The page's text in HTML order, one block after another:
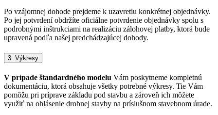
Po vzájomnej dohode prejdeme k uzavretiu konkrétnej objednávky.
Po jej potvrdení obdržíte oficiálne potvrdenie objednávky spolu s
podrobnými inštrukciami na realizáciu zálohovej platby, ktorá bude
upravená podľa našej predchádzajúcej dohody.
3. Výkresy
V prípade štandardného modelu Vám poskytneme kompletnú
dokumentáciu, ktorá obsahuje všetky potrebné výkresy. Tie Vám
pomôžu pri príprave základu pod stavbu a zároveň ich môžete
využiť na ohlásenie drobnej stavby na príslušnom stavebnom úrade.